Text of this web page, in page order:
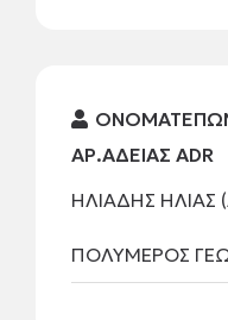
ΑΡ.ΑΔΕΙΑΣ ADR
ΗΛΙΑΔΗΣ ΗΛΙΑΣ
ΠΟΛΥΜΕΡΟΣ